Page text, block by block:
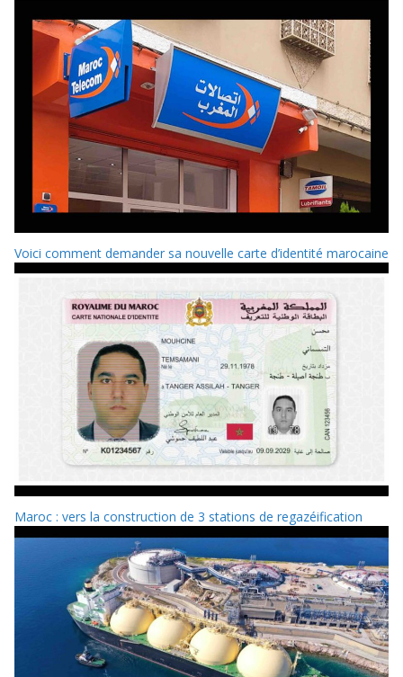
Voici comment demander sa nouvelle carte d’identité marocaine
Maroc : vers la construction de 3 stations de regazéification